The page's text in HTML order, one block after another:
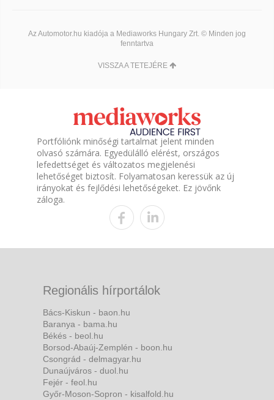
Az Automotor.hu kiadója a Mediaworks Hungary Zrt. © Minden jog
fenntartva
VISSZA A TETEJÉRE
Portfóliónk minőségi tartalmat jelent minden
olvasó számára. Egyedülálló elérést, országos
lefedettséget és változatos megjelenési
lehetőséget biztosít. Folyamatosan keressük az új
irányokat és fejlődési lehetőségeket. Ez jövőnk
záloga.
Regionális hírportálok
Bács-Kiskun - baon.hu
Baranya - bama.hu
Békés - beol.hu
Borsod-Abaúj-Zemplén - boon.hu
Csongrád - delmagyar.hu
Dunaújváros - duol.hu
Fejér - feol.hu
Győr-Moson-Sopron - kisalfold.hu